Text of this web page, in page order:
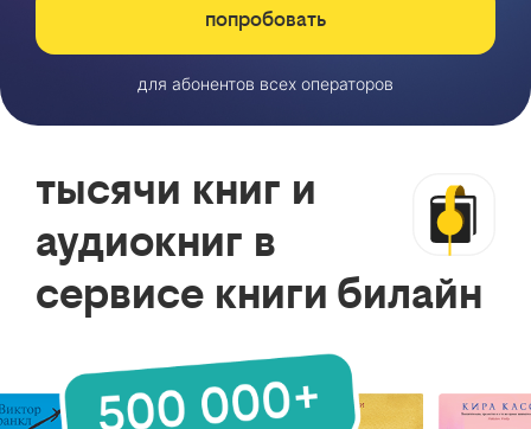
попробовать
для абонентов всех операторов
тысячи книг и
аудиокниг в
сервисе книги билайн